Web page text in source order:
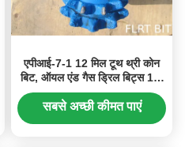
एपीआई-7-1 12 मिल टूथ थ्री कोन
बिट, ऑयल एंड गैस ड्रिल बिट्स 1/4
"FSG127G
सबसे अच्छी कीमत पाएं